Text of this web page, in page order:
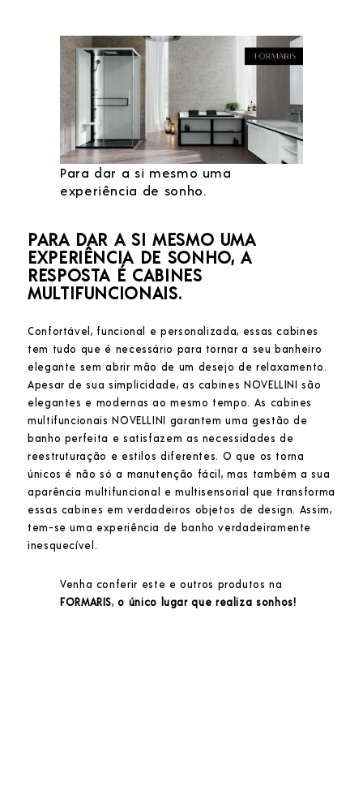
Para dar a si mesmo uma
experiência de sonho.
PARA DAR A SI MESMO UMA
EXPERIÊNCIA DE SONHO, A
RESPOSTA É CABINES
MULTIFUNCIONAIS.
Confortável, funcional e personalizada, essas cabines
tem tudo que é necessário para tornar a seu banheiro
elegante sem abrir mão de um desejo de relaxamento.
Apesar de sua simplicidade, as cabines NOVELLINI são
elegantes e modernas ao mesmo tempo. As cabines
multifuncionais NOVELLINI garantem uma gestão de
banho perfeita e satisfazem as necessidades de
reestruturação e estilos diferentes. O que os torna
únicos é não só a manutenção fácil, mas também a sua
aparência multifuncional e multisensorial que transforma
essas cabines em verdadeiros objetos de design. Assim,
tem-se uma experiência de banho verdadeiramente
inesquecível.
Venha conferir este e outros produtos na
FORMARIS,o único lugar que realiza sonhos!